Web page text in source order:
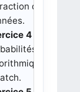
de
4 :
et